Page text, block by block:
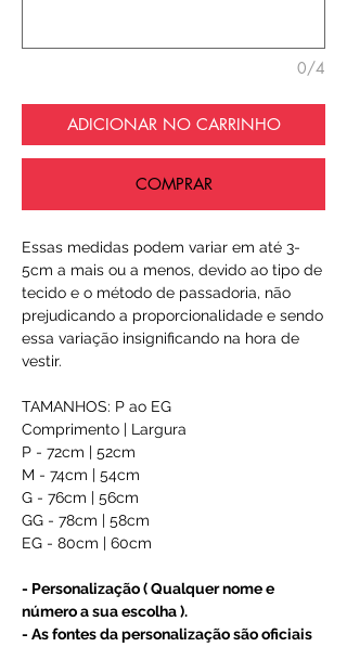
0/4
ADICIONAR NO CARRINHO
COMPRAR
Essas medidas podem variar em até 3-
5cm a mais ou a menos, devido ao tipo de
tecido e o método de passadoria, não
prejudicando a proporcionalidade e sendo
essa variação insignificando na hora de
vestir.
TAMANHOS: P ao EG
Comprimento | Largura
P - 72cm | 52cm
M - 74cm | 54cm
G - 76cm | 56cm
GG - 78cm | 58cm
EG - 80cm | 60cm
- Personalização ( Qualquer nome e
número a sua escolha ).
- As fontes da personalização são oficiais